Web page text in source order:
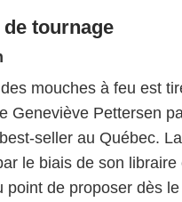
tournage
mouches à feu est
Geneviève Pettersen
seller au Québec.
le biais de son libraire
point de proposer dès